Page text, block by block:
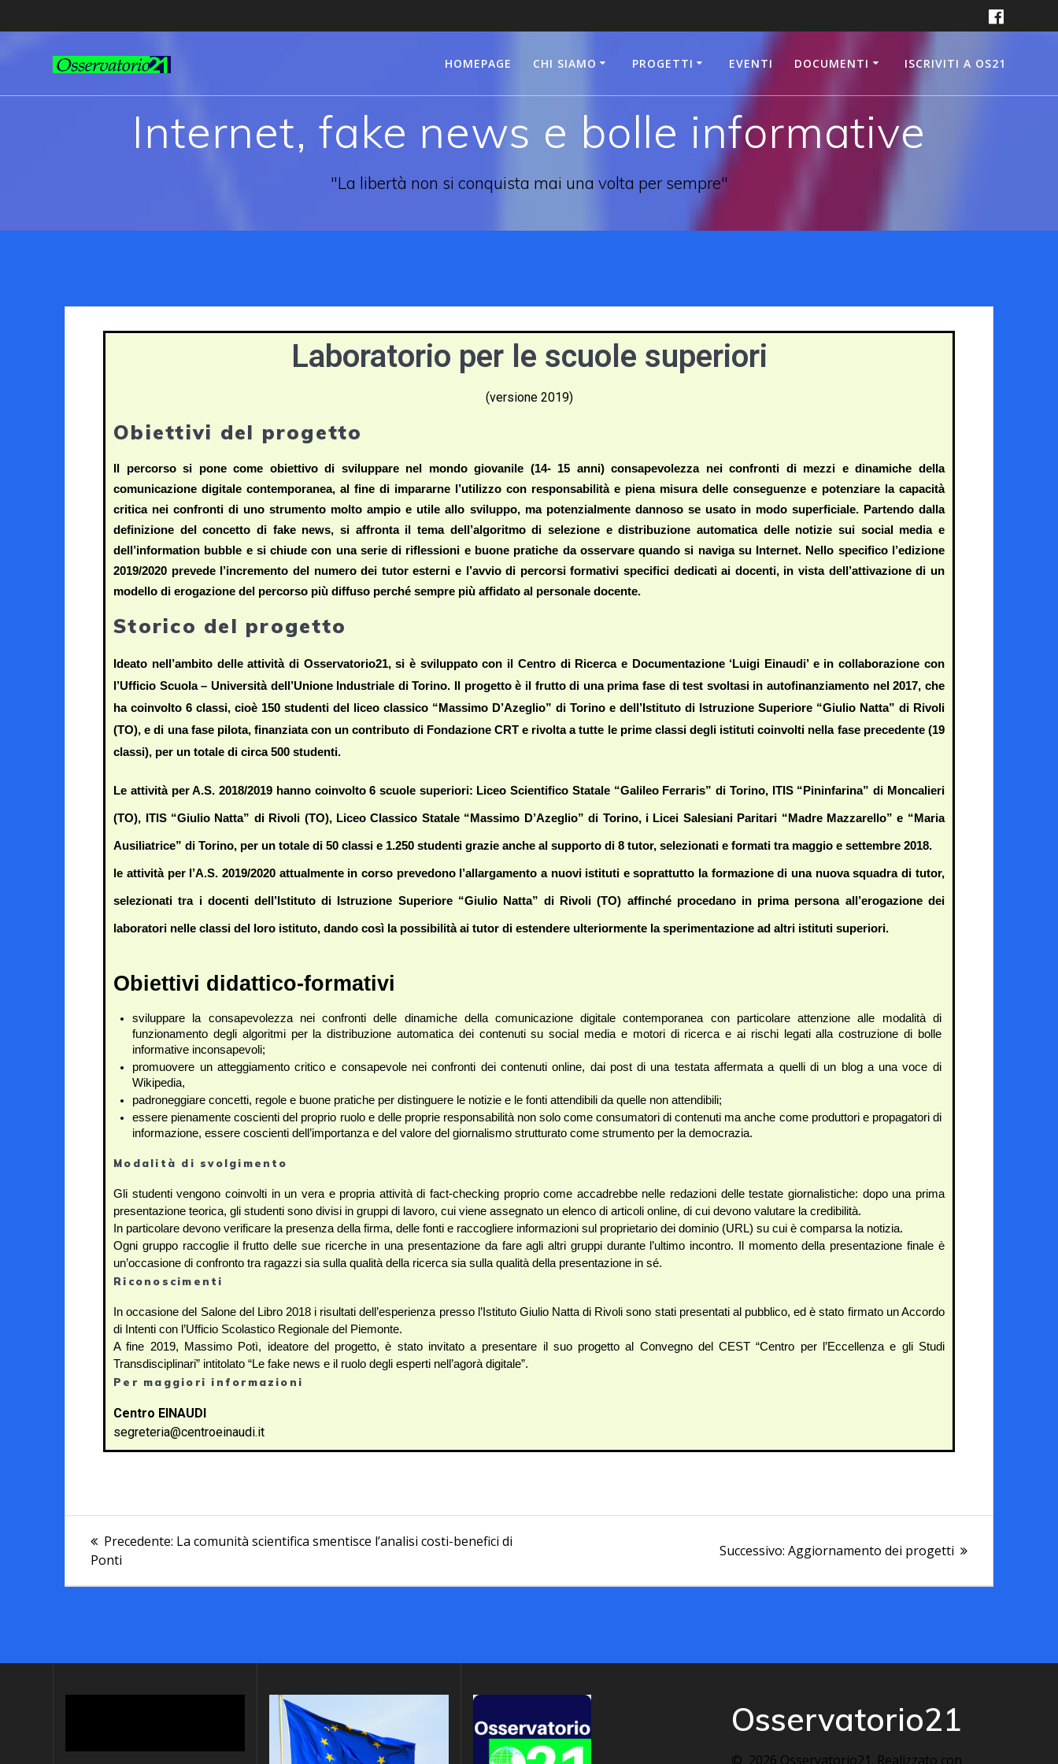
HOMEPAGE CHI SIAMO PROGETTI EVENTI DOCUMENTI ISCRIVITI A OS21
Internet, fake news e bolle informative
"La libertà non si conquista mai una volta per sempre"
Laboratorio per le scuole superiori
(versione 2019)
Obiettivi del progetto
Il percorso si pone come obiettivo di sviluppare nel mondo giovanile (14- 15 anni) consapevolezza nei confronti di mezzi e dinamiche della
comunicazione digitale contemporanea, al fine di impararne l’utilizzo con responsabilità e piena misura delle conseguenze e potenziare la capacità
critica nei confronti di uno strumento molto ampio e utile allo sviluppo, ma potenzialmente dannoso se usato in modo superficiale. Partendo dalla
definizione del concetto di fake news, si affronta il tema dell’algoritmo di selezione e distribuzione automatica delle notizie sui social media e
dell’information bubble e si chiude con una serie di riflessioni e buone pratiche da osservare quando si naviga su Internet. Nello specifico l’edizione
2019/2020 prevede l’incremento del numero dei tutor esterni e l’avvio di percorsi formativi specifici dedicati ai docenti, in vista dell’attivazione di un
modello di erogazione del percorso più diffuso perché sempre più affidato al personale docente.
Storico del progetto
Ideato nell’ambito delle attività di Osservatorio21, si è sviluppato con il Centro di Ricerca e Documentazione ‘Luigi Einaudi’ e in collaborazione con
l’Ufficio Scuola – Università dell’Unione Industriale di Torino. Il progetto è il frutto di una prima fase di test svoltasi in autofinanziamento nel 2017, che
ha coinvolto 6 classi, cioè 150 studenti del liceo classico “Massimo D’Azeglio” di Torino e dell’Istituto di Istruzione Superiore “Giulio Natta” di Rivoli
(TO), e di una fase pilota, finanziata con un contributo di Fondazione CRT e rivolta a tutte le prime classi degli istituti coinvolti nella fase precedente (19
classi), per un totale di circa 500 studenti.
Le attività per A.S. 2018/2019 hanno coinvolto 6 scuole superiori: Liceo Scientifico Statale “Galileo Ferraris” di Torino, ITIS “Pininfarina” di Moncalieri
(TO), ITIS “Giulio Natta” di Rivoli (TO), Liceo Classico Statale “Massimo D’Azeglio” di Torino, i Licei Salesiani Paritari “Madre Mazzarello” e “Maria
Ausiliatrice” di Torino, per un totale di 50 classi e 1.250 studenti grazie anche al supporto di 8 tutor, selezionati e formati tra maggio e settembre 2018.
le attività per l’A.S. 2019/2020 attualmente in corso prevedono l’allargamento a nuovi istituti e soprattutto la formazione di una nuova squadra di tutor,
selezionati tra i docenti dell’Istituto di Istruzione Superiore “Giulio Natta” di Rivoli (TO) affinché procedano in prima persona all’erogazione dei
laboratori nelle classi del loro istituto, dando così la possibilità ai tutor di estendere ulteriormente la sperimentazione ad altri istituti superiori.
Obiettivi didattico-formativi
sviluppare la consapevolezza nei confronti delle dinamiche della comunicazione digitale contemporanea con particolare attenzione alle modalità di
funzionamento degli algoritmi per la distribuzione automatica dei contenuti su social media e motori di ricerca e ai rischi legati alla costruzione di bolle
informative inconsapevoli;
promuovere un atteggiamento critico e consapevole nei confronti dei contenuti online, dai post di una testata affermata a quelli di un blog a una voce di
Wikipedia,
padroneggiare concetti, regole e buone pratiche per distinguere le notizie e le fonti attendibili da quelle non attendibili;
essere pienamente coscienti del proprio ruolo e delle proprie responsabilità non solo come consumatori di contenuti ma anche come produttori e propagatori di
informazione, essere coscienti dell’importanza e del valore del giornalismo strutturato come strumento per la democrazia.
Modalità di svolgimento
Gli studenti vengono coinvolti in un vera e propria attività di fact-checking proprio come accadrebbe nelle redazioni delle testate giornalistiche: dopo una prima
presentazione teorica, gli studenti sono divisi in gruppi di lavoro, cui viene assegnato un elenco di articoli online, di cui devono valutare la credibilità.
In particolare devono verificare la presenza della firma, delle fonti e raccogliere informazioni sul proprietario dei dominio (URL) su cui è comparsa la notizia.
Ogni gruppo raccoglie il frutto delle sue ricerche in una presentazione da fare agli altri gruppi durante l’ultimo incontro. Il momento della presentazione finale è
un’occasione di confronto tra ragazzi sia sulla qualità della ricerca sia sulla qualità della presentazione in sé.
Riconoscimenti
In occasione del Salone del Libro 2018 i risultati dell’esperienza presso l’Istituto Giulio Natta di Rivoli sono stati presentati al pubblico, ed è stato firmato un Accordo
di Intenti con l’Ufficio Scolastico Regionale del Piemonte.
A fine 2019, Massimo Potì, ideatore del progetto, è stato invitato a presentare il suo progetto al Convegno del CEST “Centro per l’Eccellenza e gli Studi
Transdisciplinari” intitolato “Le fake news e il ruolo degli esperti nell’agorà digitale”.
Per maggiori informazioni
Centro EINAUDI
segreteria@centroeinaudi.it
Precedente: La comunità scientifica smentisce l’analisi costi-benefici di
Ponti
Successivo: Aggiornamento dei progetti
Osservatorio21
© 2026 Osservatorio21. Realizzato con